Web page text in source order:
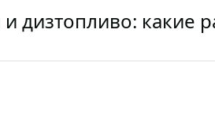
дизтопливо: какие